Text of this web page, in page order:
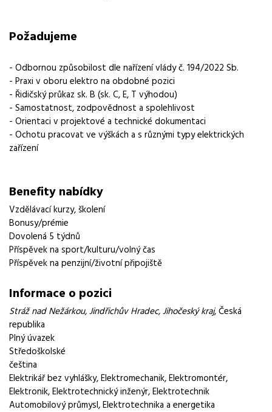
Požadujeme
- Odbornou způsobilost dle nařízení vlády č. 194/2022 Sb.
- Praxi v oboru elektro na obdobné pozici
- Řidičský průkaz sk. B (sk. C, E, T výhodou)
- Samostatnost, zodpovědnost a spolehlivost
- Orientaci v projektové a technické dokumentaci
- Ochotu pracovat ve výškách a s různými typy elektrických
zařízení
Benefity nabídky
Vzdělávací kurzy, školení
Bonusy/prémie
Dovolená 5 týdnů
Příspěvek na sport/kulturu/volný čas
Příspěvek na penzijní/životní připojiště
Informace o pozici
Stráž nad Nežárkou,Jindřichův Hradec,Jihočeský kraj, Česká
republika
Plný úvazek
Středoškolské
čeština
Elektrikář bez vyhlášky,Elektromechanik,Elektromontér,
Elektronik,Elektrotechnický inženýr,Elektrotechnik
Automobilový průmysl,Elektrotechnika a energetika